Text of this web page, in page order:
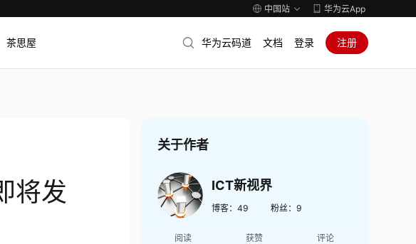
中国站 华为云App
茶思屋 华为云码道 文档 登录 注册
将发
关于作者
ICT新视界
博客： 49 粉丝： 9
阅读 获赞 评论